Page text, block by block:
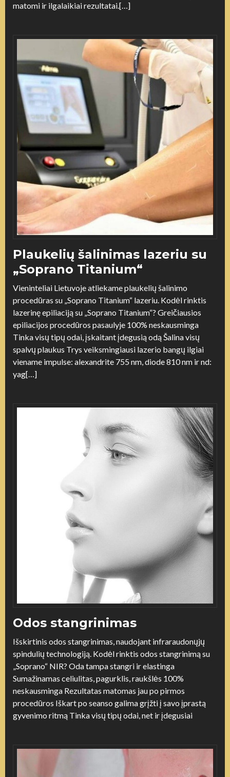
matomi ir ilgalaikiai rezultatai.[…]
Plaukelių šalinimas lazeriu su
„Soprano Titanium“
Vieninteliai Lietuvoje atliekame plaukelių šalinimo
procedūras su „Soprano Titanium“ lazeriu. Kodėl rinktis
lazerinę epiliaciją su „Soprano Titanium“? Greičiausios
epiliacijos procedūros pasaulyje 100% neskausminga
Tinka visų tipų odai, įskaitant įdegusią odą Šalina visų
spalvų plaukus Trys veiksmingiausi lazerio bangų ilgiai
viename impulse: alexandrite 755 nm, diode 810 nm ir nd:
yag[…]
Odos stangrinimas
Išskirtinis odos stangrinimas, naudojant infraraudonųjų
spindulių technologiją. Kodėl rinktis odos stangrinimą su
„Soprano“ NIR? Oda tampa stangri ir elastinga
Sumažinamas celiulitas, pagurklis, raukšlės 100%
neskausminga Rezultatas matomas jau po pirmos
procedūros Iškart po seanso galima grįžti į savo įprastą
gyvenimo ritmą Tinka visų tipų odai, net ir įdegusiai